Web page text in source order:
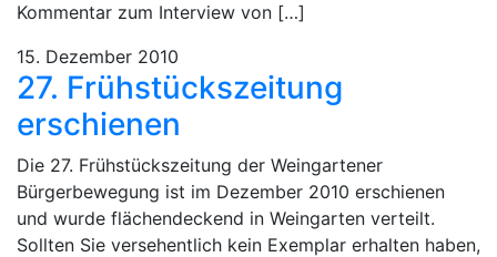
Kommentar zum Interview von […]
15. Dezember 2010
27. Frühstückszeitung
erschienen
Die 27. Frühstückszeitung der Weingartener
Bürgerbewegung ist im Dezember 2010 erschienen
und wurde flächendeckend in Weingarten verteilt.
Sollten Sie versehentlich kein Exemplar erhalten haben,